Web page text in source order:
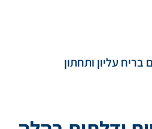
עליון ותחתון